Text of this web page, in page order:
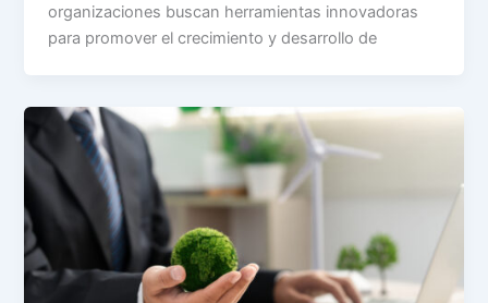
organizaciones buscan herramientas innovadoras
para promover el crecimiento y desarrollo de